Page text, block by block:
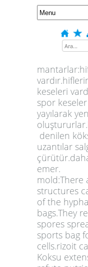
keseleri
spor
yayılarak
denilen
uzantılar
emer.
mold:There
structures
of the
bags.They
spores
sports bag
cells.rizoit
Koksu